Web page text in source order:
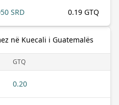
SRD 0.19 GTQ
në Kuecali i Guatemalës
GTQ
0.20